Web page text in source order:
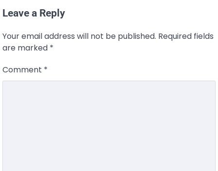
Leave a Reply
Your email address will not be published. Required fields
are marked *
Comment *